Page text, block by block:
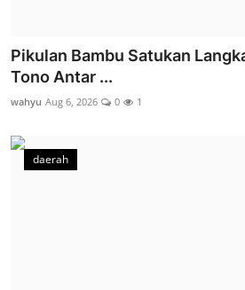
Pikulan Bambu Satukan
Tono Antar ...
wahyu Aug 6, 2026 0 1
daerah